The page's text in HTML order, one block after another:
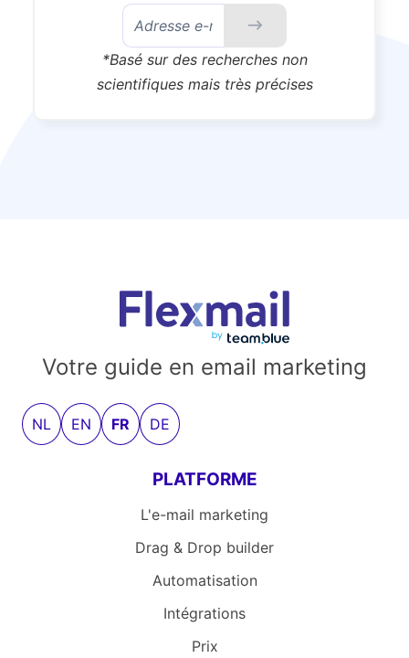
*Basé sur des recherches non
scientifiques mais très précises
Votre guide en email marketing
NL EN FR DE
PLATFORME
L'e-mail marketing
Drag & Drop builder
Automatisation
Intégrations
Prix